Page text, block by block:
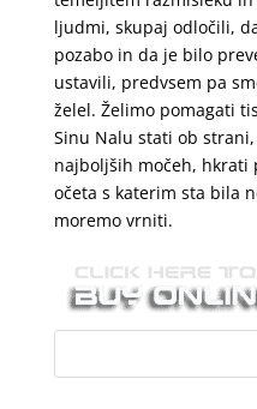
ljudmi, skupaj odločili,
pozabo in da je bilo
ustavili, predvsem pa
želel. Želimo pomagati
Sinu Nalu stati ob
najboljših močeh, hkrati
očeta s katerim sta bila
moremo vrniti.